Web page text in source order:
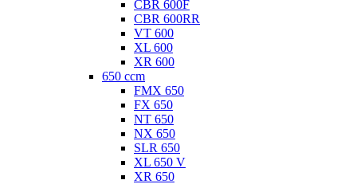
CBR 600F
CBR 600RR
VT 600
XL 600
XR 600
650 ccm
FMX 650
FX 650
NT 650
NX 650
SLR 650
XL 650 V
XR 650